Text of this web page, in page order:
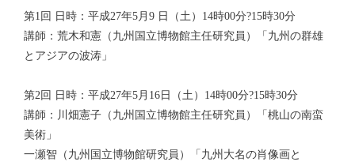
第1回 日時：平成27年5月9 日（土）14時00分?15時30分
講師：荒木和憲（九州国立博物館主任研究員）「九州の群雄
とアジアの波涛」
第2回 日時：平成27年5月16日（土）14時00分?15時30分
講師：川畑憲子（九州国立博物館主任研究員）「桃山の南蛮
美術」
一瀬智（九州国立博物館研究員）「九州大名の肖像画と